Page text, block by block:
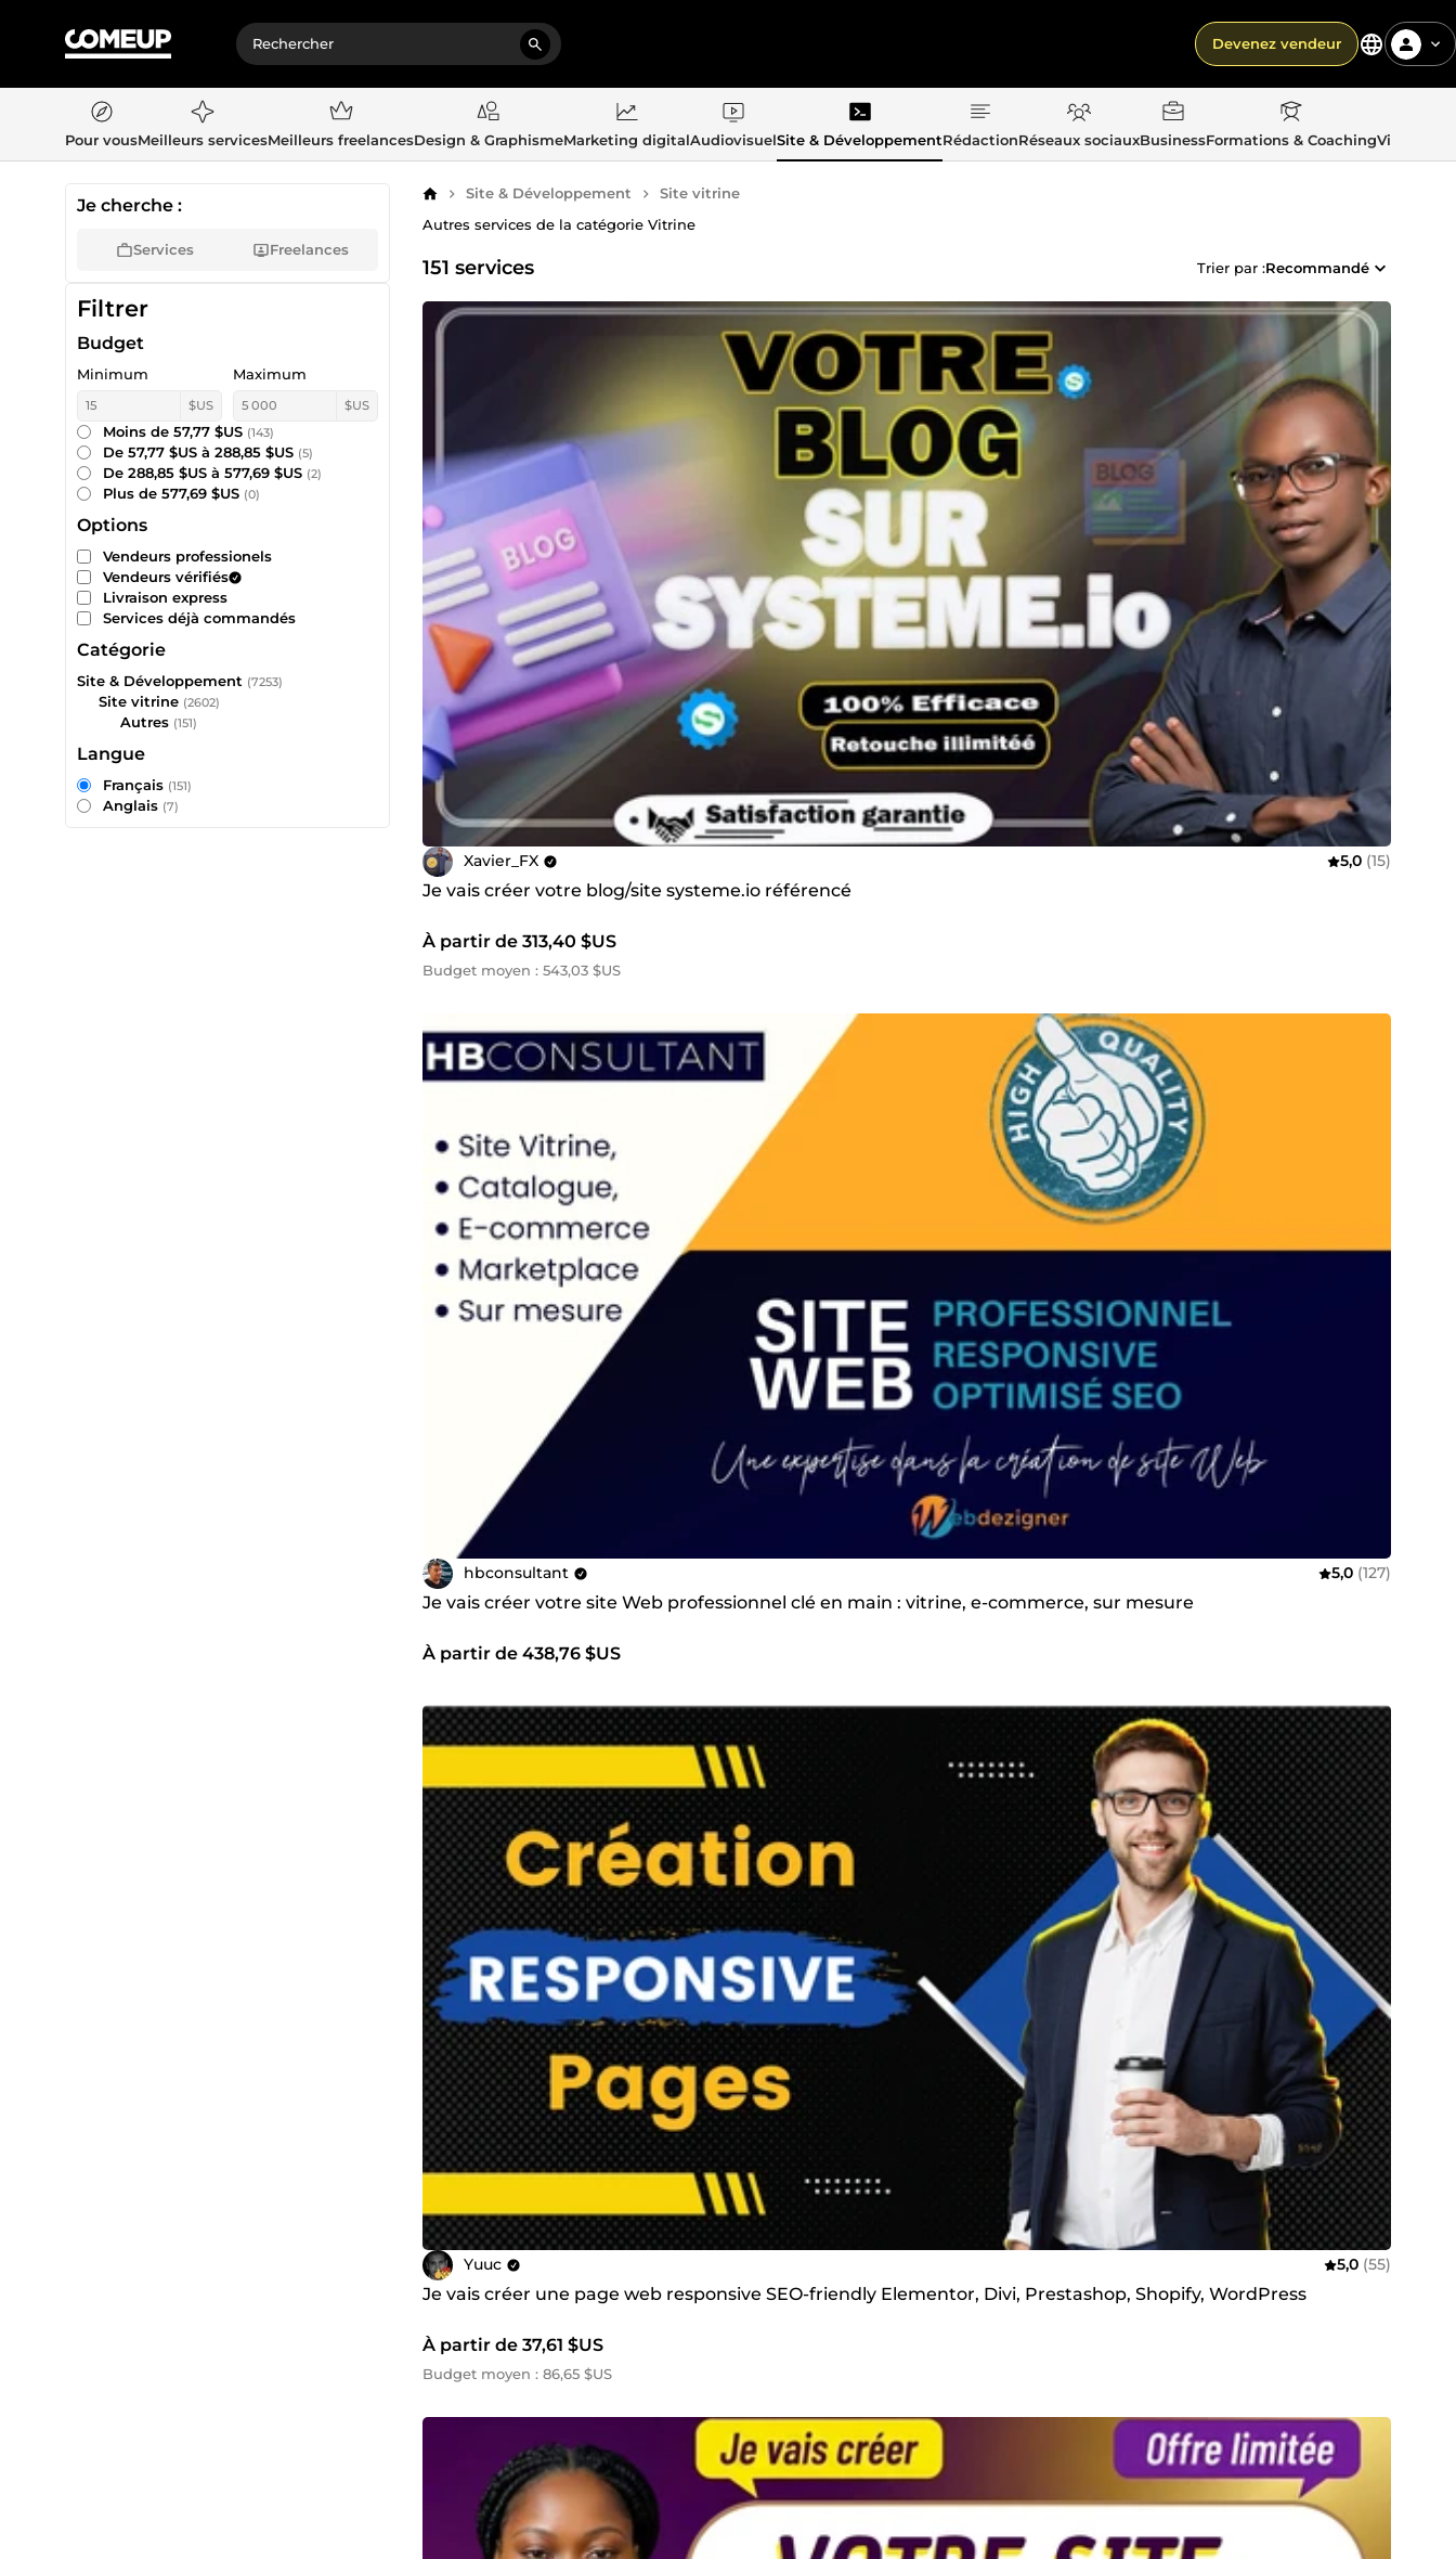
Devenez vendeur
Pour vousMeilleurs servicesMeilleurs freelancesDesign & GraphismeMarketing digitalAudiovisuelSite & DéveloppementRédactionRéseaux sociauxBusinessFormations & CoachingVie
AccueilSite & Développement
Site vitrine
Autres services de la catégorie Vitrine
151 services Trier par :Recommandé
Xavier_FX 5,0 (15)
Je vais créer votre blog/site systeme.io référencé
À partir de 313,40 $US
Budget moyen : 543,03 $US
hbconsultant 5,0 (127)
Je vais créer votre site Web professionnel clé en main : vitrine, e-commerce, sur mesure
À partir de 438,76 $US
Yuuc 5,0 (55)
Je vais créer une page web responsive SEO-friendly Elementor, Divi, Prestashop, Shopify, WordPress
À partir de 37,61 $US
Budget moyen : 86,65 $US
Je cherche :
Services Freelances
Filtrer
Budget
Minimum
$US
Maximum
$US
Moins de 57,77 $US (143)
De 57,77 $US à 288,85 $US (5)
De 288,85 $US à 577,69 $US (2)
Plus de 577,69 $US (0)
Options
Vendeurs professionels
Vendeurs vérifiés
Livraison express
Services déjà commandés
Catégorie
Site & Développement (7253)
Site vitrine (2602)
Autres (151)
Langue
Français (151)
Anglais (7)